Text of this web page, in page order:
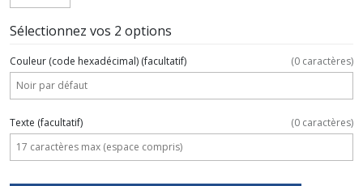
Sélectionnez vos 2 options
Couleur (code hexadécimal) (facultatif) (0 caractères)
Texte (facultatif) (0 caractères)